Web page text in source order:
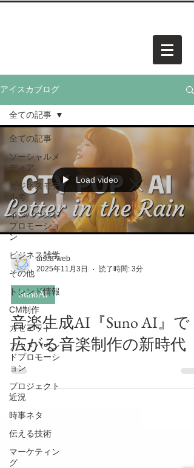
アイスカブログ
全ての記事
ソーシャルメ
ディア
ビジネスモデ
ル考
インバウンド
プロモーショ
ン
ビジネス雑学
その他
トレンド情報
CM制作
ガゼェット
アウトバウン
ドプロモーシ
ョン
プロジェクト
近況
時事ネタ
伝える技術
マーケティン
グ
全ての記事
Load video
aisca-web
2025年11月3日
読了時間: 3分
SunoAI
音楽生成AI『Suno AI』で
広がる音楽制作の新時代